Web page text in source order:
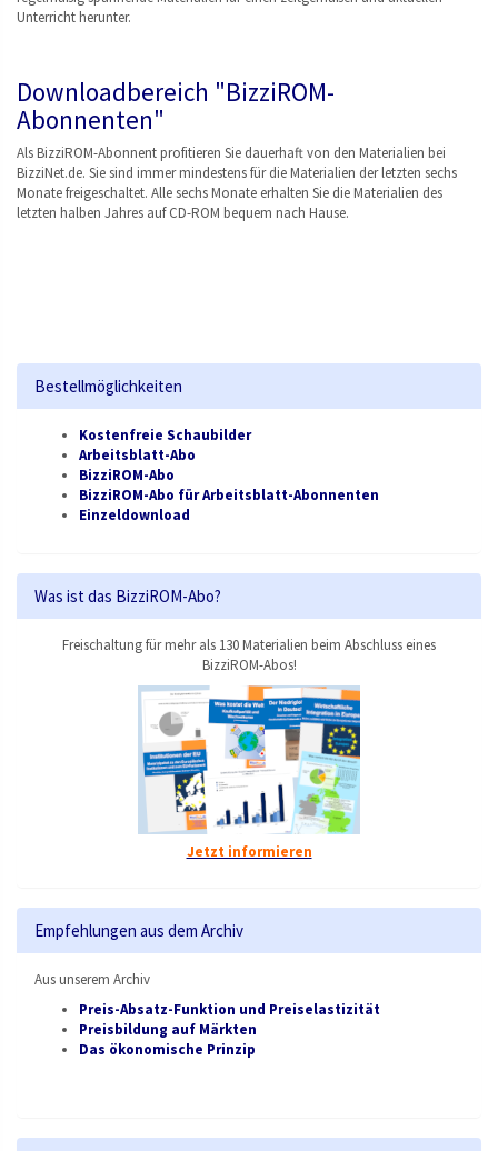
Unterricht herunter.
Downloadbereich "BizziROM-
Abonnenten"
Als BizziROM-Abonnent profitieren Sie dauerhaft von den Materialien bei
BizziNet.de. Sie sind immer mindestens für die Materialien der letzten sechs
Monate freigeschaltet. Alle sechs Monate erhalten Sie die Materialien des
letzten halben Jahres auf CD-ROM bequem nach Hause.
Bestellmöglichkeiten
Kostenfreie Schaubilder
Arbeitsblatt-Abo
BizziROM-Abo
BizziROM-Abo für Arbeitsblatt-Abonnenten
Einzeldownload
Was ist das BizziROM-Abo?
Freischaltung für mehr als 130 Materialien beim Abschluss eines
BizziROM-Abos!
Jetzt informieren
Empfehlungen aus dem Archiv
Aus unserem Archiv
Preis-Absatz-Funktion und Preiselastizität
Preisbildung auf Märkten
Das ökonomische Prinzip